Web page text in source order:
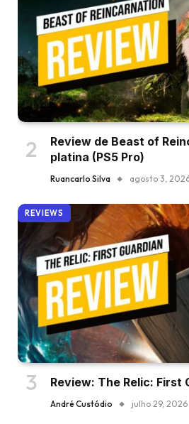
Review de Beast of
platina (PS5 Pro)
Ruancarlo Silva agosto 3,
REVIEWS
Review: The Relic: First
André Custódio julho 29, 2026